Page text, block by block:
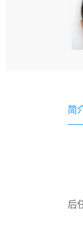
简
后